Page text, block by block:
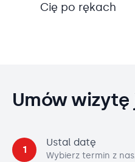
Cię po rękach
Umów wizytę
1
Ustal datę
Wybierz termin z